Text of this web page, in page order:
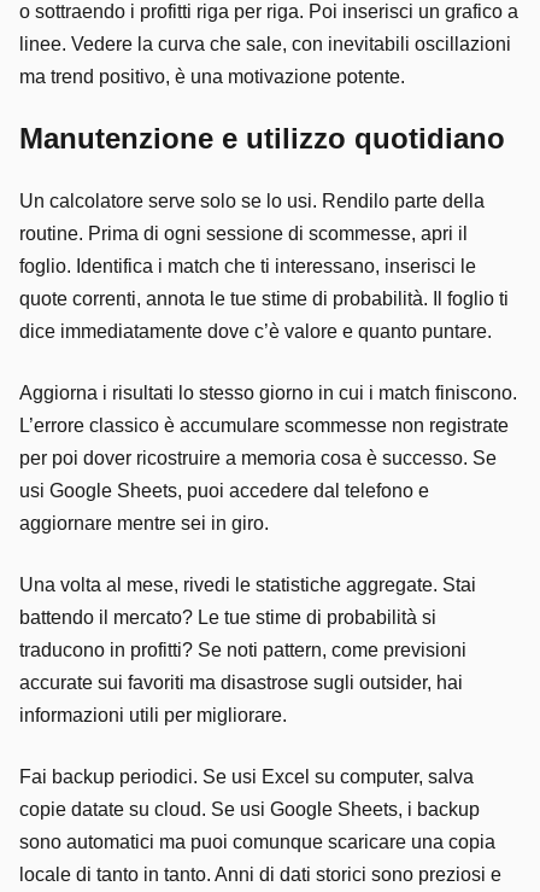
o sottraendo i profitti riga per riga. Poi inserisci un grafico a
linee. Vedere la curva che sale, con inevitabili oscillazioni
ma trend positivo, è una motivazione potente.
Manutenzione e utilizzo quotidiano
Un calcolatore serve solo se lo usi. Rendilo parte della
routine. Prima di ogni sessione di scommesse, apri il
foglio. Identifica i match che ti interessano, inserisci le
quote correnti, annota le tue stime di probabilità. Il foglio ti
dice immediatamente dove c’è valore e quanto puntare.
Aggiorna i risultati lo stesso giorno in cui i match finiscono.
L’errore classico è accumulare scommesse non registrate
per poi dover ricostruire a memoria cosa è successo. Se
usi Google Sheets, puoi accedere dal telefono e
aggiornare mentre sei in giro.
Una volta al mese, rivedi le statistiche aggregate. Stai
battendo il mercato? Le tue stime di probabilità si
traducono in profitti? Se noti pattern, come previsioni
accurate sui favoriti ma disastrose sugli outsider, hai
informazioni utili per migliorare.
Fai backup periodici. Se usi Excel su computer, salva
copie datate su cloud. Se usi Google Sheets, i backup
sono automatici ma puoi comunque scaricare una copia
locale di tanto in tanto. Anni di dati storici sono preziosi e